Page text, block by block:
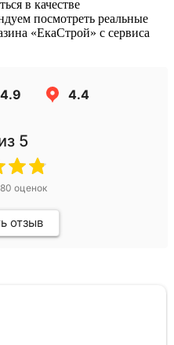
в качестве
посмотреть реальные
«ЕкаСтрой» с сервиса
4.9 4.4
5
80 оценок
отзыв